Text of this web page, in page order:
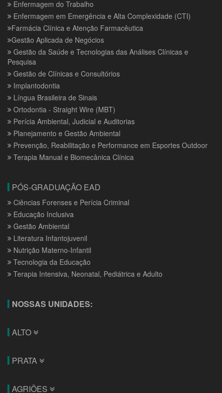
Enfermagem do Trabalho
Enfermagem em Emergência e Alta Complexidade (CTI)
Farmácia Clínica e Atenção Farmacêutica
Gestão Aplicada de Negócios
Gestão da Saúde e Tecnologias das Análises Clínicas e
Pesquisa
Gestão de Clínicas e Consultórios
Implantodontia
Língua Brasileira de Sinais
Ortodontia - Straight Wire (MBT)
Perícia Ambiental, Judicial e Auditorias
Planejamento e Gestão Ambiental
Prevenção, Reabilitação e Performance em Esportes Outdoor
Terapia Manual e Biomecânica Clínica
PÓS-GRADUAÇÃO EAD
Ciências Forenses e Perícia Criminal
Educação Inclusiva
Gestão Ambiental
Literatura Infantojuvenil
Nutrição Materno-Infantil
Tecnologia da Educação
Terapia Intensiva, Neonatal, Pediátrica e Adulto
NOSSAS UNIDADES:
ALTO
PRATA
AGRIÕES